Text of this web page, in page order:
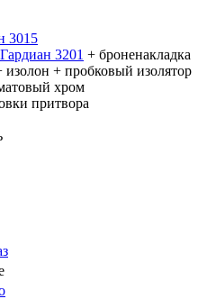
3015
Гардиан 3201 + броненакладка
+ пробковый изолятор
хром
притвора